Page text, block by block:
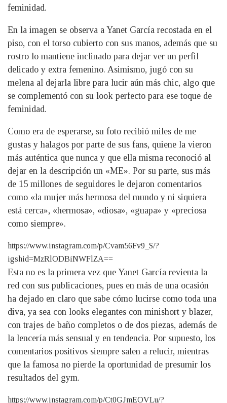
feminidad.
En la imagen se observa a Yanet García recostada en el
piso, con el torso cubierto con sus manos, además que su
rostro lo mantiene inclinado para dejar ver un perfil
delicado y extra femenino. Asimismo, jugó con su
melena al dejarla libre para lucir aún más chic, algo que
se complementó con su look perfecto para ese toque de
feminidad.
Como era de esperarse, su foto recibió miles de me
gustas y halagos por parte de sus fans, quiene la vieron
más auténtica que nunca y que ella misma reconoció al
dejar en la descripción un «ME». Por su parte, sus más
de 15 millones de seguidores le dejaron comentarios
como «la mujer más hermosa del mundo y ni siquiera
está cerca», «hermosa», «diosa», «guapa» y «preciosa
como siempre».
https://www.instagram.com/p/Cvam56Fv9_S/?
igshid=MzRlODBiNWFlZA==
Esta no es la primera vez que Yanet García revienta la
red con sus publicaciones, pues en más de una ocasión
ha dejado en claro que sabe cómo lucirse como toda una
diva, ya sea con looks elegantes con minishort y blazer,
con trajes de baño completos o de dos piezas, además de
la lencería más sensual y en tendencia. Por supuesto, los
comentarios positivos siempre salen a relucir, mientras
que la famosa no pierde la oportunidad de presumir los
resultados del gym.
https://www.instagram.com/p/Ct0GJmEOVLu/?